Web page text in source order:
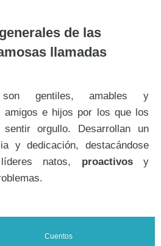
de las
llamadas
gentiles, amables y
amigos e hijos por los que los
orgullo. Desarrollan un
y dedicación, destacándose
natos, proactivosy
Cuentos